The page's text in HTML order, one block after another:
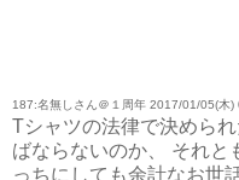
187:名無しさん＠１周年 2017/01/05(
Tシャツの法律で決めら
ばならないのか、 それ
っちにしても余計なお世